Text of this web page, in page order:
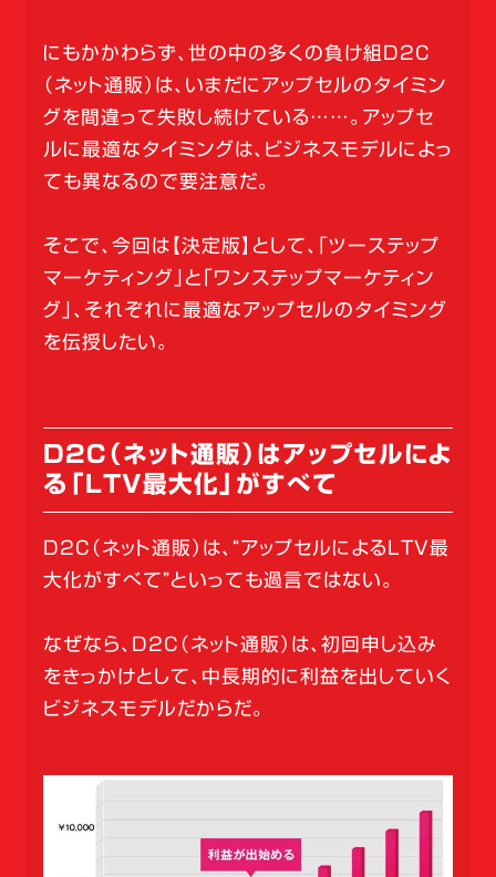
にもかかわらず、世の中の多くの負け組D2C
（ネット通販）は、いまだにアップセルのタイミン
グを間違って失敗し続けている……。アップセ
ルに最適なタイミングは、ビジネスモデルによっ
ても異なるので要注意だ。
そこで、今回は【決定版】として、「ツーステップ
マーケティング」と「ワンステップマーケティン
グ」、それぞれに最適なアップセルのタイミング
を伝授したい。
D2C（ネット通販）はアップセルによ
る「LTV最大化」がすべて
D2C（ネット通販）は、“アップセルによるLTV最
大化がすべて”といっても過言ではない。
なぜなら、D2C（ネット通販）は、初回申し込み
をきっかけとして、中長期的に利益を出していく
ビジネスモデルだからだ。